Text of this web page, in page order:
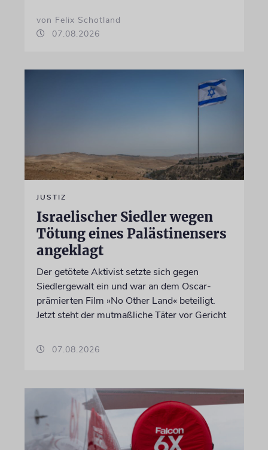
von Felix Schotland
07.08.2026
JUSTIZ
Israelischer Siedler wegen
Tötung eines Palästinensers
angeklagt
Der getötete Aktivist setzte sich gegen
Siedlergewalt ein und war an dem Oscar-
prämierten Film »No Other Land« beteiligt.
Jetzt steht der mutmaßliche Täter vor Gericht
07.08.2026